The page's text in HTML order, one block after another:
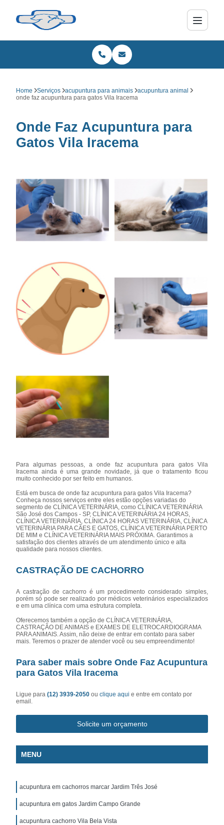
Home Serviços acupuntura para animais
acupuntura animal
onde faz acupuntura para gatos Vila Iracema
Onde Faz Acupuntura para
Gatos Vila Iracema
Para algumas pessoas, a onde faz acupuntura para gatos Vila
Iracema ainda é uma grande novidade, já que o tratamento ficou
muito conhecido por ser feito em humanos.
Está em busca de onde faz acupuntura para gatos Vila Iracema?
Conheça nossos serviços entre eles estão opções variadas do
segmento de CLÍNICA VETERINÁRIA, como CLÍNICA VETERINÁRIA
São José dos Campos - SP, CLÍNICA VETERINÁRIA 24 HORAS,
CLÍNICA VETERINÁRIA, CLÍNICA 24 HORAS VETERINÁRIA, CLÍNICA
VETERINÁRIA PARA CÃES E GATOS, CLÍNICA VETERINÁRIA PERTO
DE MIM e CLÍNICA VETERINÁRIA MAIS PRÓXIMA. Garantimos a
satisfação dos clientes através de um atendimento único e alta
qualidade para nossos clientes.
CASTRAÇÃO DE CACHORRO
A castração de cachorro é um procedimento considerado simples,
porém só pode ser realizado por médicos veterinários especializados
e em uma clínica com uma estrutura completa.
Oferecemos também a opção de CLÍNICA VETERINÁRIA,
CASTRAÇÃO DE ANIMAIS e EXAMES DE ELETROCARDIOGRAMA
PARA ANIMAIS. Assim, não deixe de entrar em contato para saber
mais. Teremos o prazer de atender você ou seu empreendimento!
Para saber mais sobre Onde Faz Acupuntura
para Gatos Vila Iracema
Ligue para(12) 3939-2050ouclique aqui e entre em contato por
email.
Solicite um orçamento
MENU
acupuntura em cachorros marcar Jardim Três José
acupuntura em gatos Jardim Campo Grande
acupuntura cachorro Vila Bela Vista